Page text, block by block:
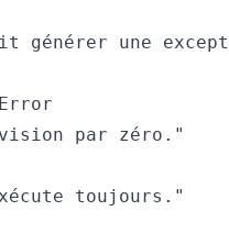
générer une
par zéro."
toujours."